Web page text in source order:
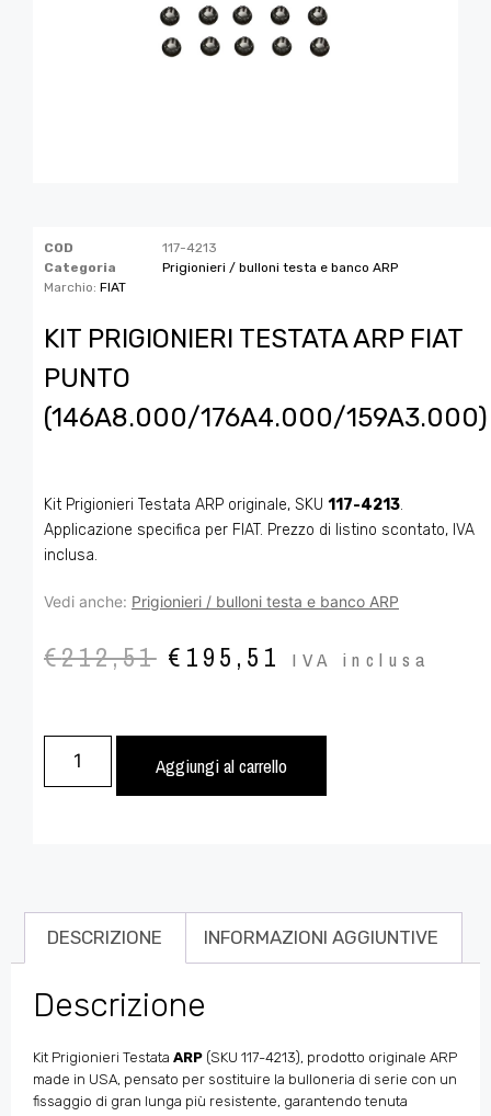
COD
117-4213
Categoria
Prigionieri / bulloni testa e banco ARP
Marchio: FIAT
KIT PRIGIONIERI TESTATA ARP FIAT
PUNTO
(146A8.000/176A4.000/159A3.000)
Kit Prigionieri Testata ARP originale, SKU 117-4213.
Applicazione specifica per FIAT. Prezzo di listino scontato, IVA
inclusa.
Vedi anche: Prigionieri / bulloni testa e banco ARP
€212,51 € 195,51 IVA inclusa
Aggiungi al carrello
DESCRIZIONE INFORMAZIONI AGGIUNTIVE
Descrizione
Kit Prigionieri Testata ARP (SKU 117-4213), prodotto originale ARP
made in USA, pensato per sostituire la bulloneria di serie con un
fissaggio di gran lunga più resistente, garantendo tenuta